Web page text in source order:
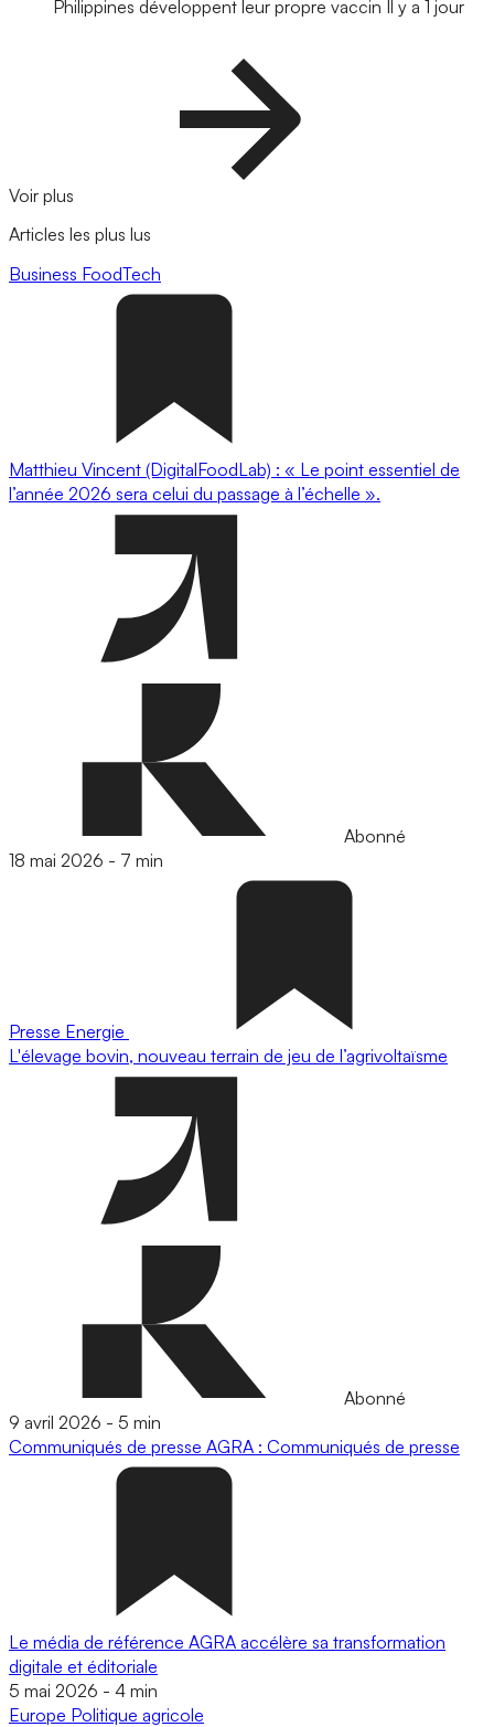
Philippines développent leur propre vaccin Il y a 1 jour
Voir plus
Articles les plus lus
Business FoodTech
Matthieu Vincent (DigitalFoodLab) : « Le point essentiel de
l’année 2026 sera celui du passage à l’échelle ».
Abonné
18 mai 2026 - 7 min
Presse Energie
L'élevage bovin, nouveau terrain de jeu de l’agrivoltaïsme
Abonné
9 avril 2026 - 5 min
Communiqués de presse AGRA : Communiqués de presse
Le média de référence AGRA accélère sa transformation
digitale et éditoriale
5 mai 2026 - 4 min
Europe Politique agricole